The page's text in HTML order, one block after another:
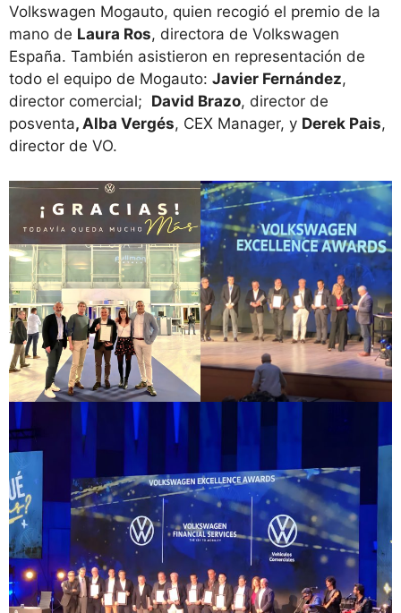
Volkswagen Mogauto, quien recogió el premio de la
mano de Laura Ros, directora de Volkswagen
España. También asistieron en representación de
todo el equipo de Mogauto: Javier Fernández,
director comercial; David Brazo, director de
posventa, Alba Vergés, CEX Manager, y Derek Pais,
director de VO.